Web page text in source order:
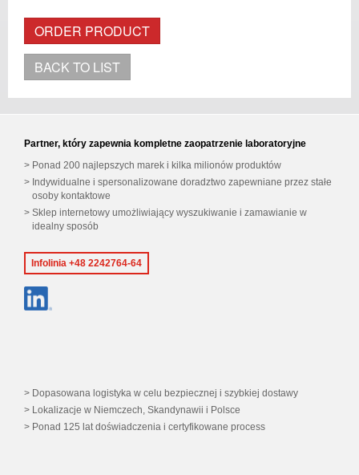
ORDER PRODUCT
BACK TO LIST
Partner, który zapewnia kompletne zaopatrzenie laboratoryjne
Ponad 200 najlepszych marek i kilka milionów produktów
Indywidualne i spersonalizowane doradztwo zapewniane przez stałe
osoby kontaktowe
Sklep internetowy umożliwiający wyszukiwanie i zamawianie w
idealny sposób
Infolinia +48 2242764-64
Dopasowana logistyka w celu bezpiecznej i szybkiej dostawy
Lokalizacje w Niemczech, Skandynawii i Polsce
Ponad 125 lat doświadczenia i certyfikowane process